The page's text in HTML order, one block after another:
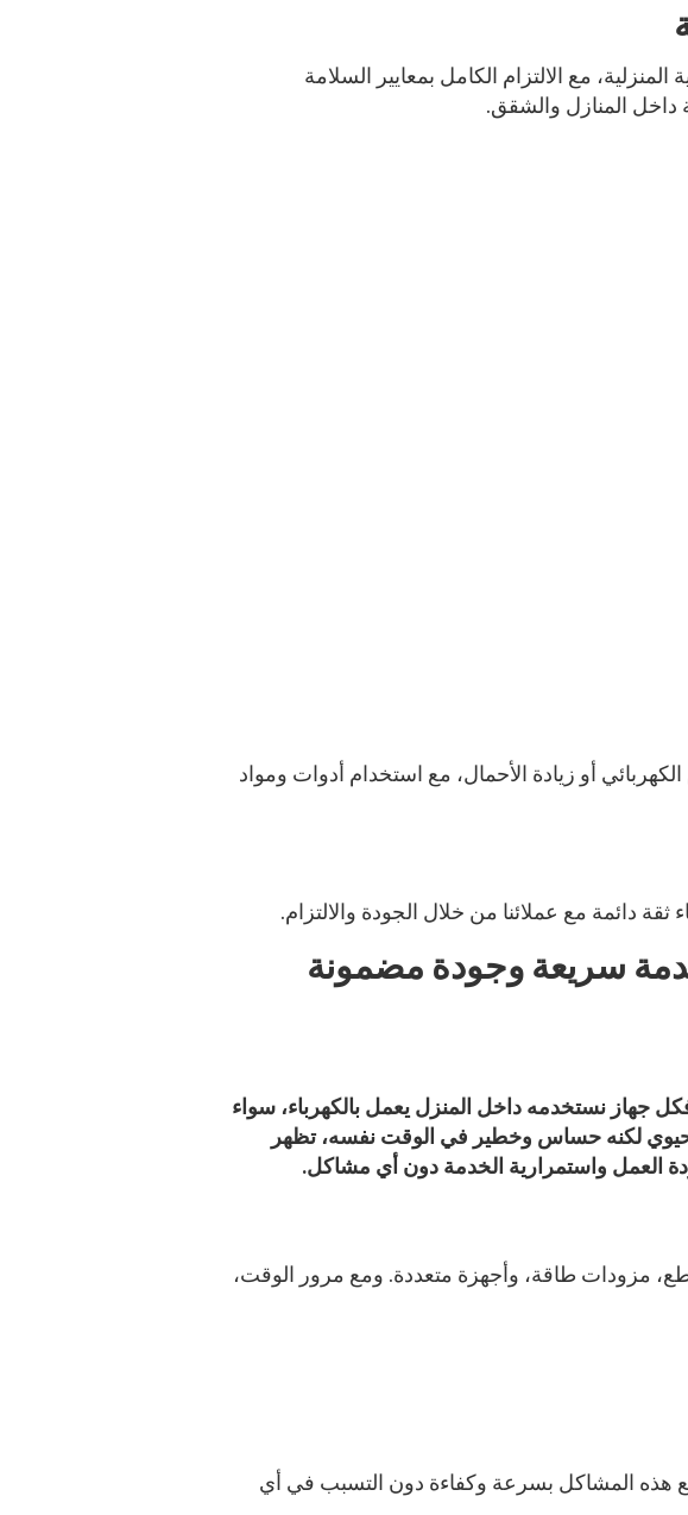
مع الالتزام الكامل بمعايير السلامة
داخل المنازل والشقق.
أو زيادة الأحمال، مع استخدام أدوات ومواد
دائمة مع عملائنا من خلال الجودة والالتزام.
سريعة وجودة مضمونة
فكل جهاز نستخدمه داخل المنزل يعمل بالكهرباء، سواء
حيوي لكنه حساس وخطير في الوقت نفسه، تظهر
العمل واستمرارية الخدمة دون أي مشاكل.
مزودات طاقة، وأجهزة متعددة. ومع مرور الوقت،
مع هذه المشاكل بسرعة وكفاءة دون التسبب في أي